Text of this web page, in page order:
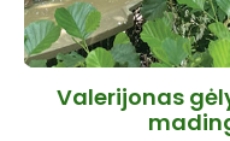
Valerijonas